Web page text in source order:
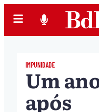
IMPUNIDADE
Um
após